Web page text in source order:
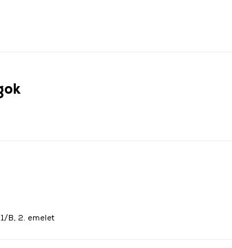
B, 2. emelet